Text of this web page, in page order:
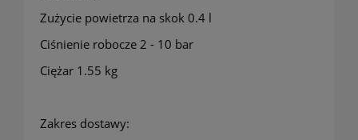
Zużycie powietrza na skok 0.4 l
Ciśnienie robocze 2 - 10 bar
Ciężar 1.55 kg
Zakres dostawy: